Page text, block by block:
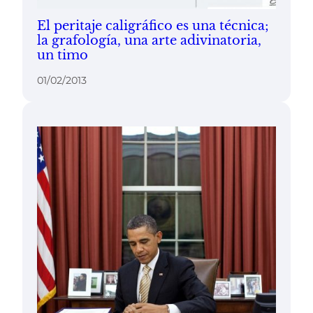
El peritaje caligráfico es una técnica;
la grafología, una arte adivinatoria,
un timo
01/02/2013